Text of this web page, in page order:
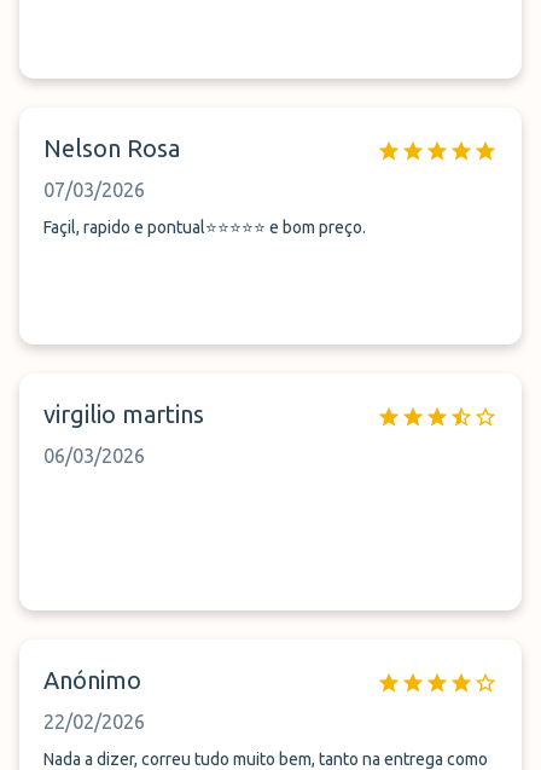
Nelson Rosa
07/03/2026
Façil, rapido e pontual⭐️⭐️⭐️⭐️⭐️ e bom preço.
virgilio martins
06/03/2026
Anónimo
22/02/2026
Nada a dizer, correu tudo muito bem, tanto na entrega como